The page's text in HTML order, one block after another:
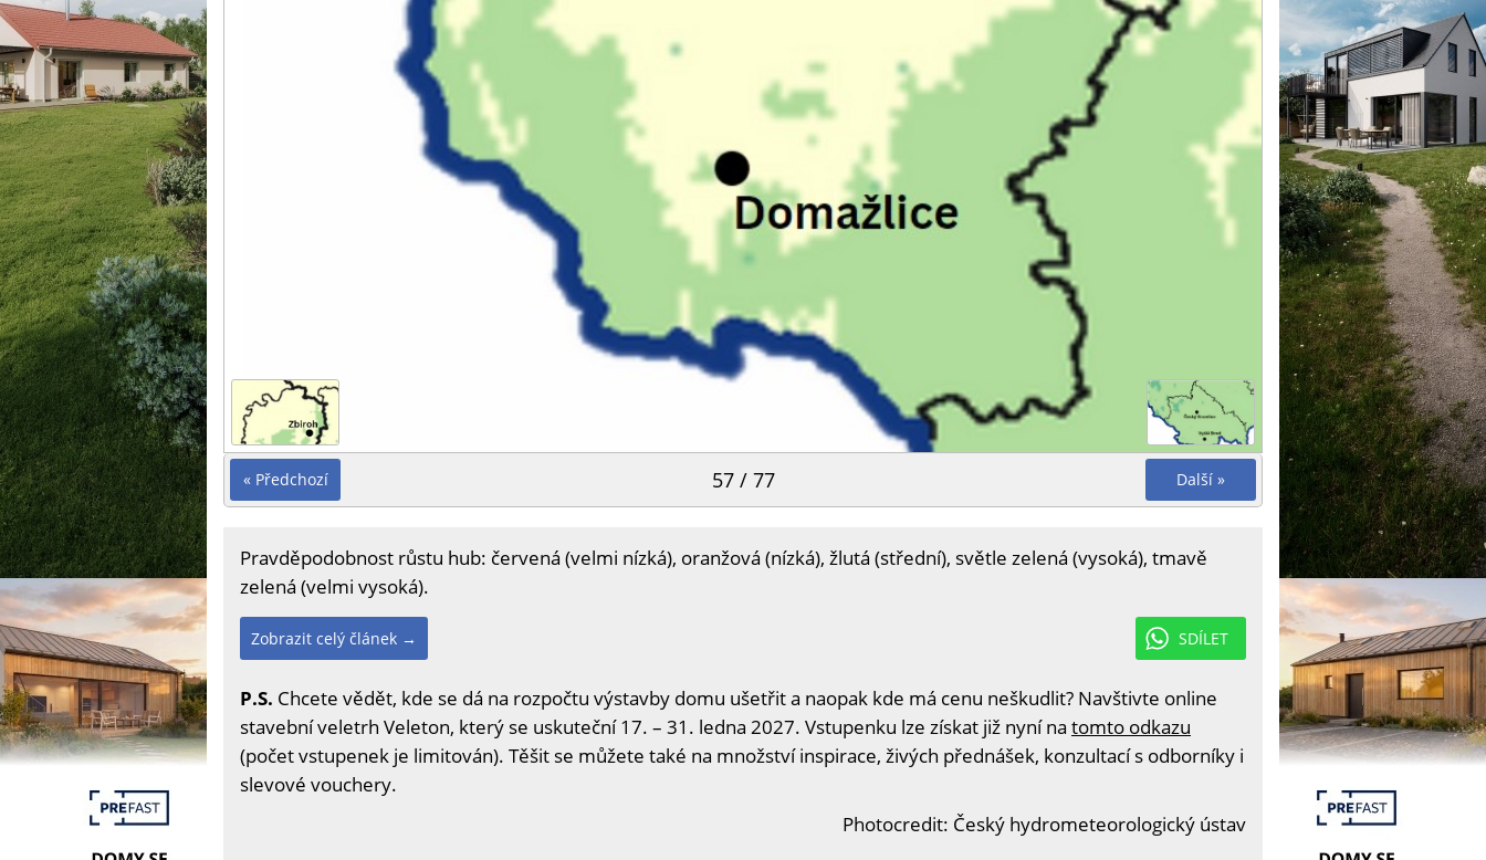
« Předchozí Další »
57 / 77
Pravděpodobnost růstu hub: červená (velmi nízká), oranžová (nízká), žlutá (střední), světle zelená (vysoká), tmavě
zelená (velmi vysoká).
SDÍLET
Zobrazit celý článek →
P.S. Chcete vědět, kde se dá na rozpočtu výstavby domu ušetřit a naopak kde má cenu neškudlit? Navštivte online
stavební veletrh Veleton, který se uskuteční 17. – 31. ledna 2027. Vstupenku lze získat již nyní na tomto odkazu
(počet vstupenek je limitován). Těšit se můžete také na množství inspirace, živých přednášek, konzultací s odborníky i
slevové vouchery.
Photocredit: Český hydrometeorologický ústav